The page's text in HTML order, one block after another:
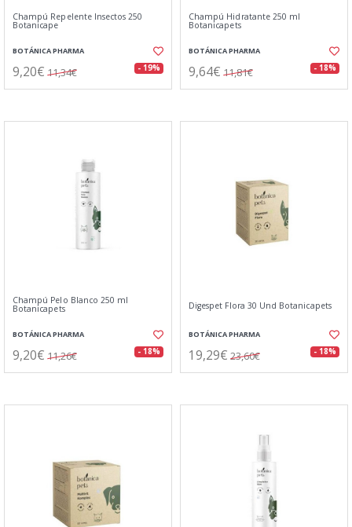
Champú Repelente Insectos 250
Botanicape
BOTÁNICA PHARMA
9,20€ 11,34€ - 19%
Champú Hidratante 250 ml
Botanicapets
BOTÁNICA PHARMA
9,64€ 11,81€ - 18%
Champú Pelo Blanco 250 ml
Botanicapets
BOTÁNICA PHARMA
9,20€ 11,26€ - 18%
Digespet Flora 30 Und Botanicapets
BOTÁNICA PHARMA
19,29€ 23,60€ - 18%